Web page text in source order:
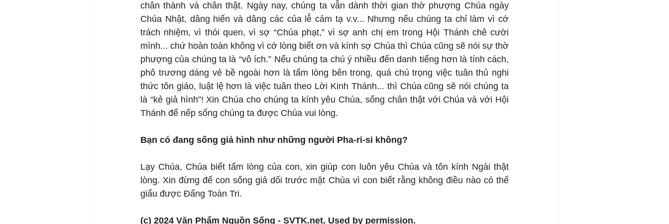
chân thành và chân thật. Ngày nay, chúng ta vẫn dành thời gian thờ phượng Chúa ngày
Chúa Nhật, dâng hiến và dâng các của lễ cảm tạ v.v... Nhưng nếu chúng ta chỉ làm vì cớ
trách nhiệm, vì thói quen, vì sợ “Chúa phạt,” vì sợ anh chị em trong Hội Thánh chê cười
mình... chứ hoàn toàn không vì cớ lòng biết ơn và kính sợ Chúa thì Chúa cũng sẽ nói sự thờ
phượng của chúng ta là “vô ích.” Nếu chúng ta chú ý nhiều đến danh tiếng hơn là tính cách,
phô trương dáng vẻ bề ngoài hơn là tấm lòng bên trong, quá chú trọng việc tuân thủ nghi
thức tôn giáo, luật lệ hơn là việc tuân theo Lời Kinh Thánh... thì Chúa cũng sẽ nói chúng ta
là “kẻ giả hình”! Xin Chúa cho chúng ta kính yêu Chúa, sống chân thật với Chúa và với Hội
Thánh để nếp sống chúng ta được Chúa vui lòng.
Bạn có đang sống giả hình như những người Pha-ri-si không?
Lạy Chúa, Chúa biết tấm lòng của con, xin giúp con luôn yêu Chúa và tôn kính Ngài thật
lòng. Xin đừng để con sống giả dối trước mặt Chúa vì con biết rằng không điều nào có thể
giấu được Đấng Toàn Tri.
(c) 2024 Văn Phẩm Nguồn Sống - SVTK.net. Used by permission.